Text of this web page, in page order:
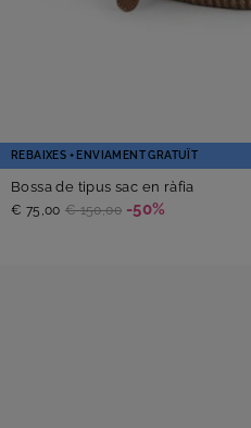
REBAIXES + ENVIAMENT GRATUÏT
Bossa de tipus sac en ràfia
€ 75,00 € 150,00 -50%